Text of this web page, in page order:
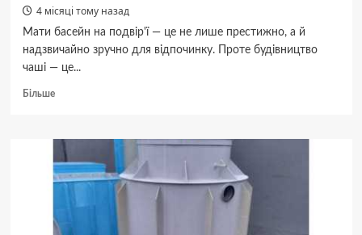
4 місяці тому назад
Мати басейн на подвір'ї — це не лише престижно, а й
надзвичайно зручно для відпочинку. Проте будівництво
чаші — це...
БільшеДокладніше
захист
для
басейну:
як
власноруч